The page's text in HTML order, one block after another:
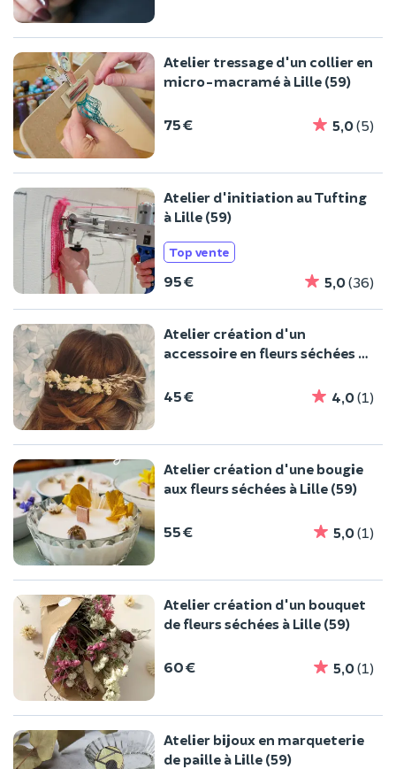
Atelier tressage d'un collier en
micro-macramé à Lille (59)
75 € 5,0(5)
Atelier d'initiation au Tufting
à Lille (59)
Top vente
95 € 5,0(36)
Atelier création d'un
accessoire en fleurs séchées à
45 € 4,0(1)
Atelier création d'une bougie
aux fleurs séchées à Lille (59)
55 € 5,0(1)
Atelier création d'un bouquet
de fleurs séchées à Lille (59)
60 € 5,0(1)
Atelier bijoux en marqueterie
de paille à Lille (59)